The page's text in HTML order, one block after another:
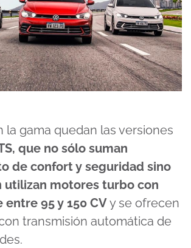
la gama quedan las versiones
que no sólo suman
de confort y seguridad sino
utilizan motores turbo con
95 y 150 CVy se ofrecen
transmisión automática de